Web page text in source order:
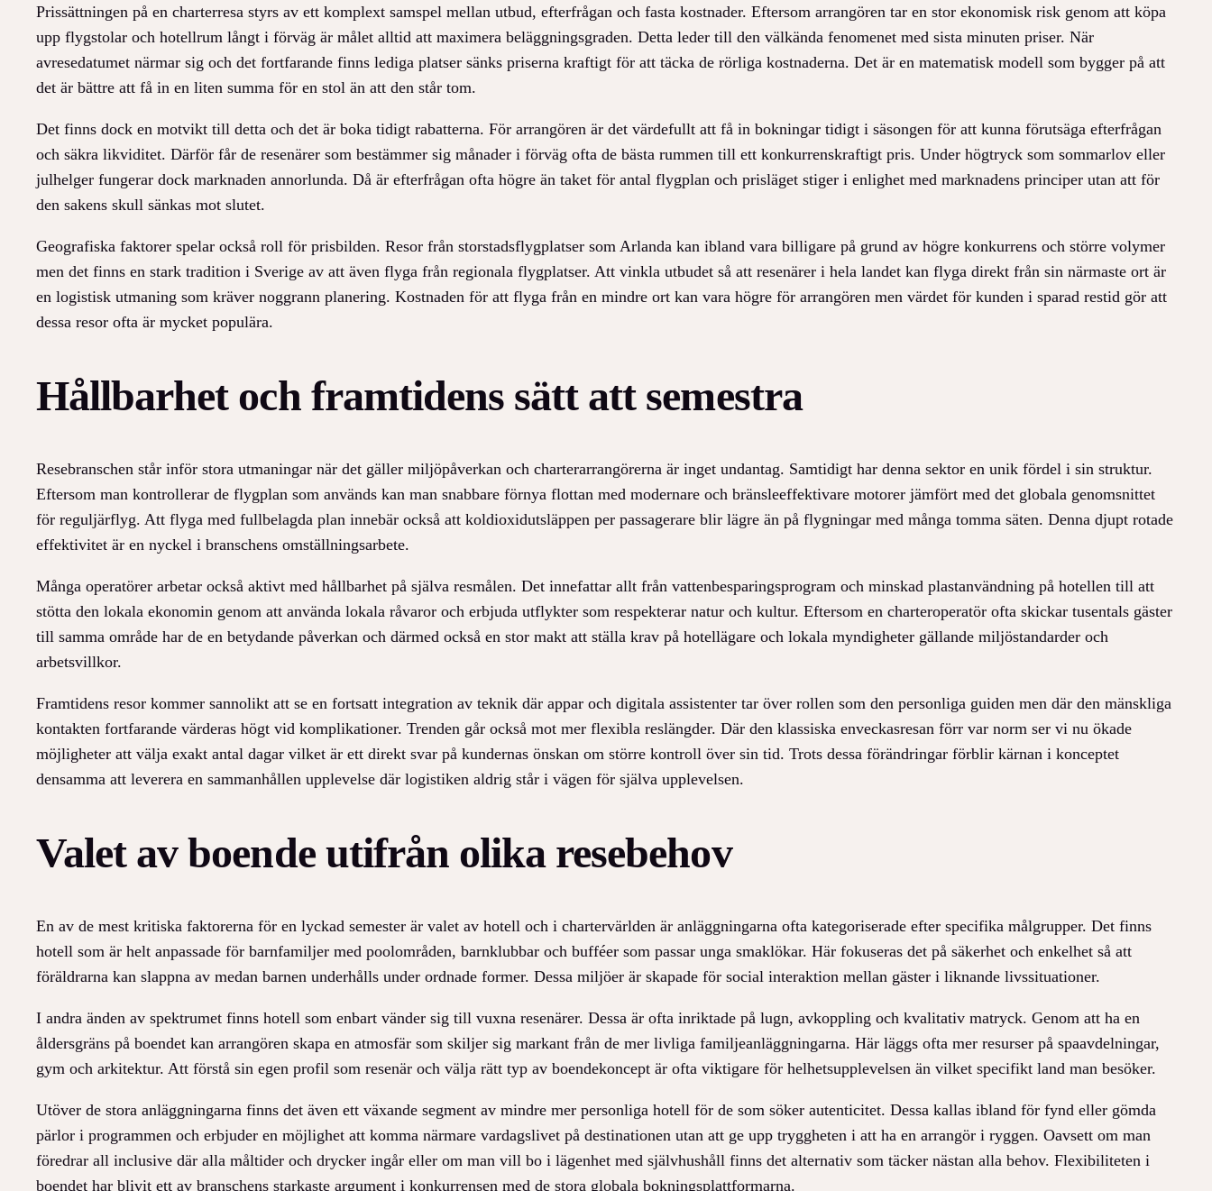
Prissättningen på en charterresa styrs av ett komplext samspel mellan utbud, efterfrågan och fasta kostnader. Eftersom arrangören tar en stor ekonomisk risk genom att köpa
upp flygstolar och hotellrum långt i förväg är målet alltid att maximera beläggningsgraden. Detta leder till den välkända fenomenet med sista minuten priser. När
avresedatumet närmar sig och det fortfarande finns lediga platser sänks priserna kraftigt för att täcka de rörliga kostnaderna. Det är en matematisk modell som bygger på att
det är bättre att få in en liten summa för en stol än att den står tom.
Det finns dock en motvikt till detta och det är boka tidigt rabatterna. För arrangören är det värdefullt att få in bokningar tidigt i säsongen för att kunna förutsäga efterfrågan
och säkra likviditet. Därför får de resenärer som bestämmer sig månader i förväg ofta de bästa rummen till ett konkurrenskraftigt pris. Under högtryck som sommarlov eller
julhelger fungerar dock marknaden annorlunda. Då är efterfrågan ofta högre än taket för antal flygplan och prisläget stiger i enlighet med marknadens principer utan att för
den sakens skull sänkas mot slutet.
Geografiska faktorer spelar också roll för prisbilden. Resor från storstadsflygplatser som Arlanda kan ibland vara billigare på grund av högre konkurrens och större volymer
men det finns en stark tradition i Sverige av att även flyga från regionala flygplatser. Att vinkla utbudet så att resenärer i hela landet kan flyga direkt från sin närmaste ort är
en logistisk utmaning som kräver noggrann planering. Kostnaden för att flyga från en mindre ort kan vara högre för arrangören men värdet för kunden i sparad restid gör att
dessa resor ofta är mycket populära.
Hållbarhet och framtidens sätt att semestra
Resebranschen står inför stora utmaningar när det gäller miljöpåverkan och charterarrangörerna är inget undantag. Samtidigt har denna sektor en unik fördel i sin struktur.
Eftersom man kontrollerar de flygplan som används kan man snabbare förnya flottan med modernare och bränsleeffektivare motorer jämfört med det globala genomsnittet
för reguljärflyg. Att flyga med fullbelagda plan innebär också att koldioxidutsläppen per passagerare blir lägre än på flygningar med många tomma säten. Denna djupt rotade
effektivitet är en nyckel i branschens omställningsarbete.
Många operatörer arbetar också aktivt med hållbarhet på själva resmålen. Det innefattar allt från vattenbesparingsprogram och minskad plastanvändning på hotellen till att
stötta den lokala ekonomin genom att använda lokala råvaror och erbjuda utflykter som respekterar natur och kultur. Eftersom en charteroperatör ofta skickar tusentals gäster
till samma område har de en betydande påverkan och därmed också en stor makt att ställa krav på hotellägare och lokala myndigheter gällande miljöstandarder och
arbetsvillkor.
Framtidens resor kommer sannolikt att se en fortsatt integration av teknik där appar och digitala assistenter tar över rollen som den personliga guiden men där den mänskliga
kontakten fortfarande värderas högt vid komplikationer. Trenden går också mot mer flexibla reslängder. Där den klassiska enveckasresan förr var norm ser vi nu ökade
möjligheter att välja exakt antal dagar vilket är ett direkt svar på kundernas önskan om större kontroll över sin tid. Trots dessa förändringar förblir kärnan i konceptet
densamma att leverera en sammanhållen upplevelse där logistiken aldrig står i vägen för själva upplevelsen.
Valet av boende utifrån olika resebehov
En av de mest kritiska faktorerna för en lyckad semester är valet av hotell och i chartervärlden är anläggningarna ofta kategoriserade efter specifika målgrupper. Det finns
hotell som är helt anpassade för barnfamiljer med poolområden, barnklubbar och bufféer som passar unga smaklökar. Här fokuseras det på säkerhet och enkelhet så att
föräldrarna kan slappna av medan barnen underhålls under ordnade former. Dessa miljöer är skapade för social interaktion mellan gäster i liknande livssituationer.
I andra änden av spektrumet finns hotell som enbart vänder sig till vuxna resenärer. Dessa är ofta inriktade på lugn, avkoppling och kvalitativ matryck. Genom att ha en
åldersgräns på boendet kan arrangören skapa en atmosfär som skiljer sig markant från de mer livliga familjeanläggningarna. Här läggs ofta mer resurser på spaavdelningar,
gym och arkitektur. Att förstå sin egen profil som resenär och välja rätt typ av boendekoncept är ofta viktigare för helhetsupplevelsen än vilket specifikt land man besöker.
Utöver de stora anläggningarna finns det även ett växande segment av mindre mer personliga hotell för de som söker autenticitet. Dessa kallas ibland för fynd eller gömda
pärlor i programmen och erbjuder en möjlighet att komma närmare vardagslivet på destinationen utan att ge upp tryggheten i att ha en arrangör i ryggen. Oavsett om man
föredrar all inclusive där alla måltider och drycker ingår eller om man vill bo i lägenhet med självhushåll finns det alternativ som täcker nästan alla behov. Flexibiliteten i
boendet har blivit ett av branschens starkaste argument i konkurrensen med de stora globala bokningsplattformarna.